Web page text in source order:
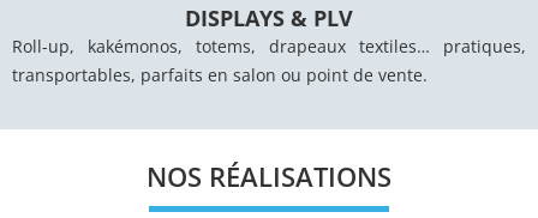
DISPLAYS & PLV
Roll-up, kakémonos, totems, drapeaux textiles… pratiques,
transportables, parfaits en salon ou point de vente.
NOS RÉALISATIONS